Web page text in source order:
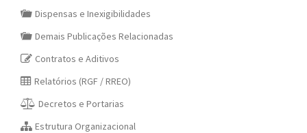
Dispensas e Inexigibilidades
Demais Publicações Relacionadas
Contratos e Aditivos
Relatórios (RGF / RREO)
Decretos e Portarias
Estrutura Organizacional